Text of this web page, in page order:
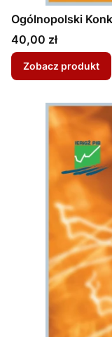
Ogólnopolski
Cena
40,00 zł
Zobacz produkt